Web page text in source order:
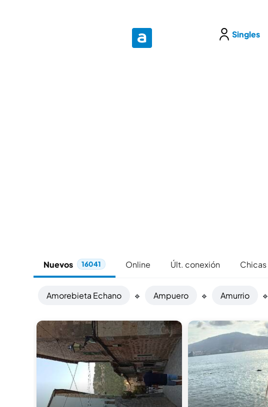
Singles
Nuevos 16041 Online Últ. conexión Chicas
Amorebieta Echano 🔹 Ampuero 🔹 Amurrio 🔹